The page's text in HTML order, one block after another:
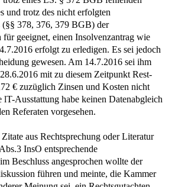
und trotz des nicht erfolgten
(§§ 378, 376, 379 BGB) der
geeignet, einen Insolvenzantrag wie
erfolgt zu erledigen. Es sei jedoch
gewesen. Am 14.7.2016 sei ihm
mit zu diesem Zeitpunkt Rest-
€ zuzüglich Zinsen und Kosten nicht
lT-Ausstattung habe keinen Datenabgleich
Referaten vorgesehen.
aus Rechtsprechung oder Literatur
InsO entsprechende
Beschluss angesprochen wollte der
führen und meinte, die Kammer